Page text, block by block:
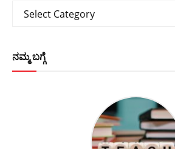
Categories
Select Category
ನಮ್ಮ ಬಗ್ಗೆ